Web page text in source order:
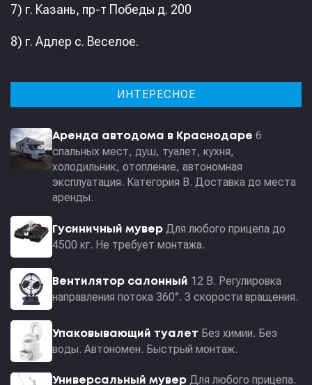
7) г. Казань, пр-т Победы д. 200
8) г. Адлер с. Веселое.
ИНТЕРЕСНОЕ
Аренда автодома в Краснодаре 6
спальных мест, душ, туалет, кухня,
холодильник, отопление, автономная
эксплуатация. Категория В. Доставка до места
аренды.
Гусиничный мувер Для любого прицепа до
4500 кг. Не требует монтажа.
Вентилятор салонный 12 В. Регулировка
направления потока 360°. 3 скорости вращения.
Упаковывающий туалет Без химии. Без
воды. Автономен. Быстрый монтаж.
Универсальный мувер Для любого прицепа.